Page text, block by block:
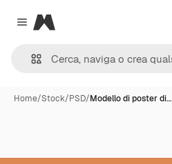
Close menu
Magnific
Home/Stock/PSD/Modello di poster di…